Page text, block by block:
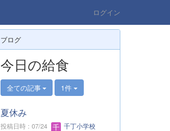
ログイン
ブログ
今日の給食
全ての記事 1件
夏休み
投稿日時 : 07/24 千丁小学校